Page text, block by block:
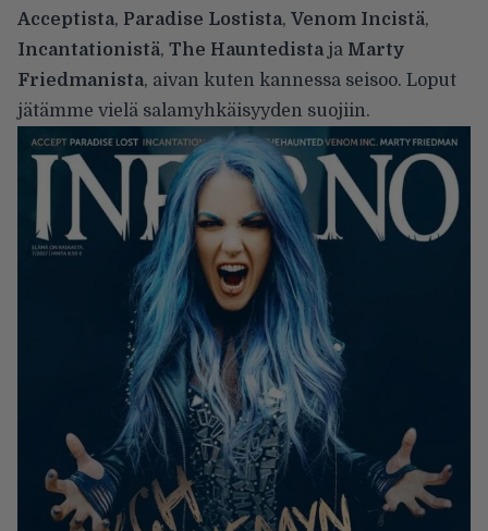
Acceptista, Paradise Lostista, Venom Incistä,
Incantationistä, The Hauntedistaja Marty
Friedmanista, aivan kuten kannessa seisoo. Loput
jätämme vielä salamyhkäisyyden suojiin.